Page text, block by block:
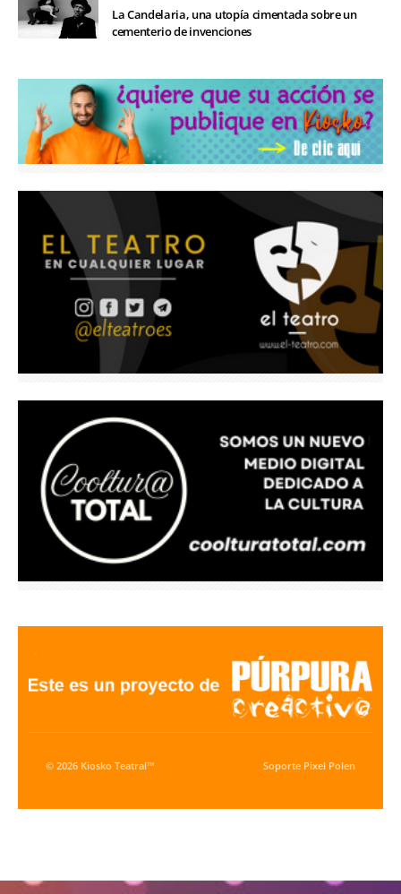
La Candelaria, una utopía cimentada sobre un
cementerio de invenciones
© 2026 Kiosko Teatral™ Soporte Pixel Polen